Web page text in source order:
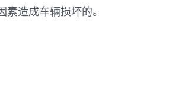
造成车辆损坏的。